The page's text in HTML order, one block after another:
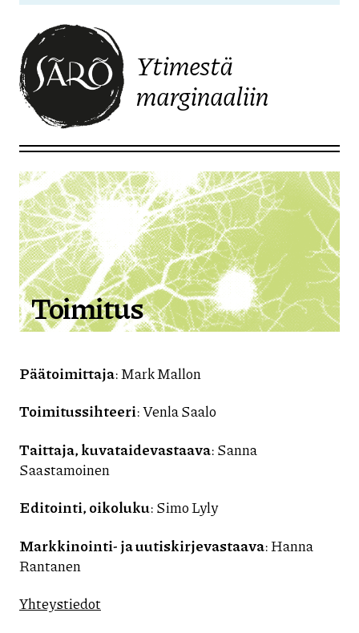
Ytimestä
marginaaliin
Toimitus
Päätoimittaja: Mark Mallon
Toimitussihteeri: Venla Saalo
Taittaja, kuvataidevastaava: Sanna
Saastamoinen
Editointi, oikoluku: Simo Lyly
Markkinointi- ja uutiskirjevastaava: Hanna
Rantanen
Yhteystiedot